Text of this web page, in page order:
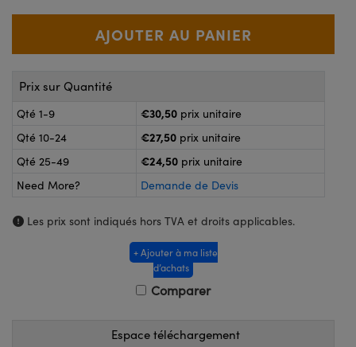
ou Coupleurs
: Microscopie
: Caméras
Gratings™
Prix sur Quantité
Qté 1-9 €30,50 prix unitaire
Qté 10-24
€27,50 prix unitaire
Qté 25-49
€24,50 prix unitaire
Need More?
Demande de Devis
Les prix sont indiqués hors TVA et droits applicables.
+ Ajouter à ma liste
d’achats
Comparer
Espace téléchargement